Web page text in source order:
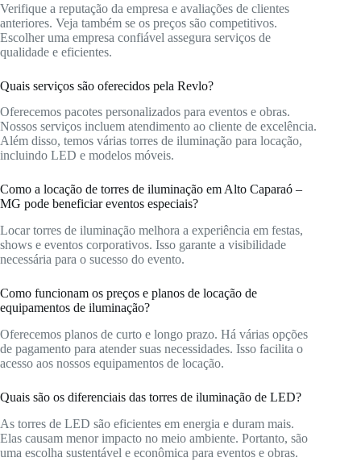
Verifique a reputação da empresa e avaliações de clientes
anteriores. Veja também se os preços são competitivos.
Escolher uma empresa confiável assegura serviços de
qualidade e eficientes.
Quais serviços são oferecidos pela Revlo?
Oferecemos pacotes personalizados para eventos e obras.
Nossos serviços incluem atendimento ao cliente de excelência.
Além disso, temos várias torres de iluminação para locação,
incluindo LED e modelos móveis.
Como a locação de torres de iluminação em Alto Caparaó –
MG pode beneficiar eventos especiais?
Locar torres de iluminação melhora a experiência em festas,
shows e eventos corporativos. Isso garante a visibilidade
necessária para o sucesso do evento.
Como funcionam os preços e planos de locação de
equipamentos de iluminação?
Oferecemos planos de curto e longo prazo. Há várias opções
de pagamento para atender suas necessidades. Isso facilita o
acesso aos nossos equipamentos de locação.
Quais são os diferenciais das torres de iluminação de LED?
As torres de LED são eficientes em energia e duram mais.
Elas causam menor impacto no meio ambiente. Portanto, são
uma escolha sustentável e econômica para eventos e obras.